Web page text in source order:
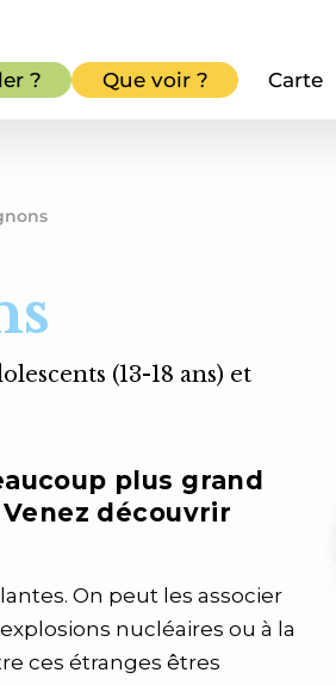
? Que voir ? Carte
(13-18 ans) et
plus grand
découvrir
On peut les associer
nucléaires ou à la
ces étranges êtres